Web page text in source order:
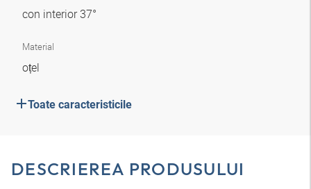
con interior 37°
Material
oțel
Toate caracteristicile
DESCRIEREA PRODUSULUI